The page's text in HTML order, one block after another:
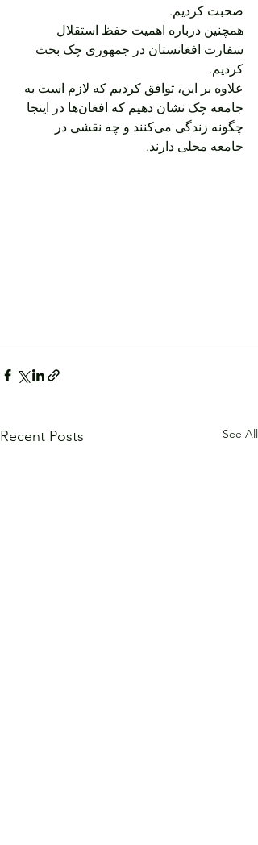
صحبت کردیم.
همچنین درباره اهمیت حفظ استقلال
سفارت افغانستان در جمهوری چک بحث
کردیم.
علاوه بر این، توافق کردیم که لازم است به
جامعه چک نشان دهیم که افغان‌ها در اینجا
چگونه زندگی می‌کنند و چه نقشی در
جامعه محلی دارند.
Recent Posts See All